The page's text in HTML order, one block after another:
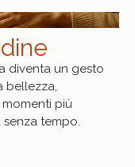
diventa un gesto
bellezza,
più
tempo.